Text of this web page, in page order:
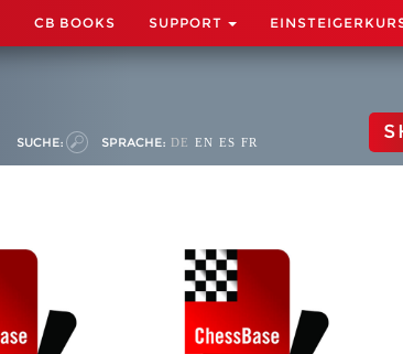
CB BOOKS SUPPORT
SUCHE: SPRACHE: DE EN ES FR